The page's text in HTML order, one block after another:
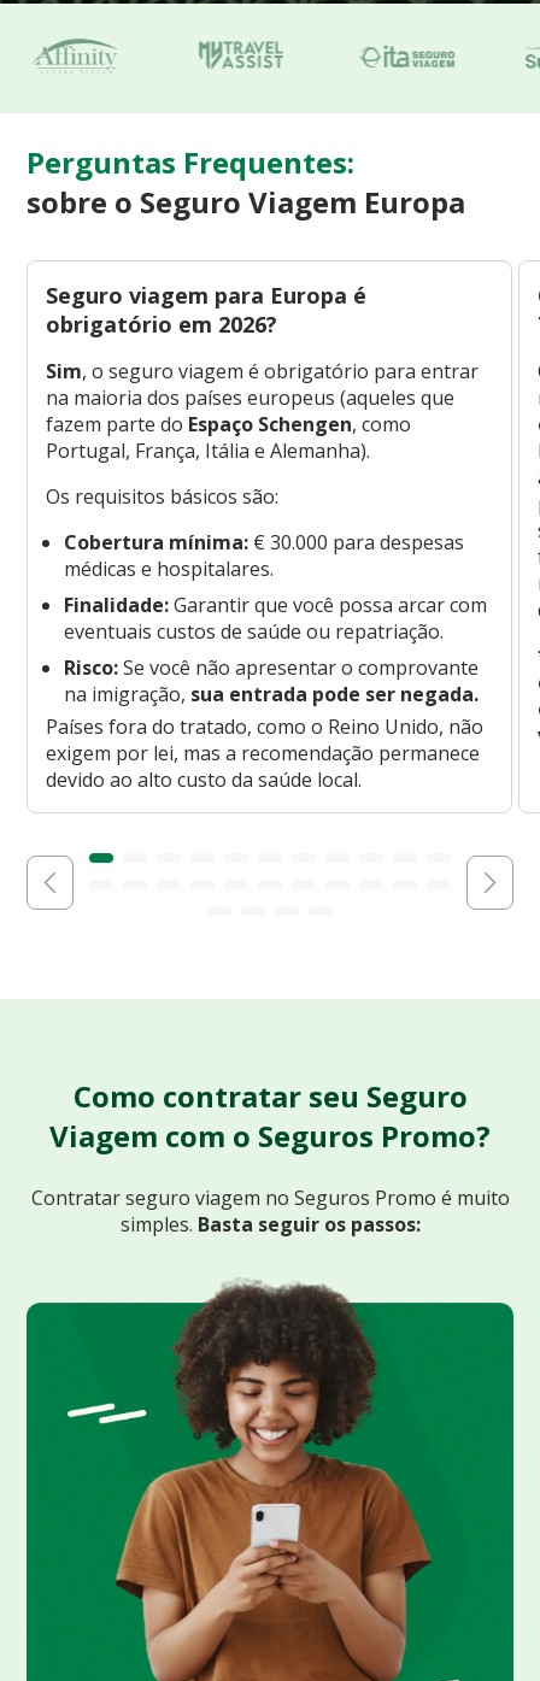
Perguntas Frequentes:
sobre o Seguro Viagem Europa
Seguro viagem para Europa é
obrigatório em 2026?
Sim, o seguro viagem é obrigatório para entrar
na maioria dos países europeus (aqueles que
fazem parte do Espaço Schengen, como
Portugal, França, Itália e Alemanha).
Os requisitos básicos são:
Cobertura mínima:€ 30.000 para despesas
médicas e hospitalares.
Finalidade:Garantir que você possa arcar com
eventuais custos de saúde ou repatriação.
Risco:Se você não apresentar o comprovante
na imigração, sua entrada pode ser negada.
Países fora do tratado, como o Reino Unido, não
exigem por lei, mas a recomendação permanece
devido ao alto custo da saúde local.
Como contratar seu Seguro
Viagem com o Seguros Promo?
Contratar seguro viagem no Seguros Promo é muito
simples. Basta seguir os passos: